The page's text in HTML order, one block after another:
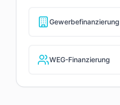
Gewerbefinanzierung
WEG-Finanzierung